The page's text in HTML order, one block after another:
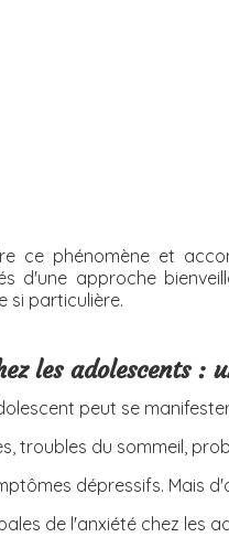
ce phénomène et
d'une approche
si particulière.
les adolescents :
peut se
troubles du sommeil,
dépressifs. Mais
de l'anxiété chez les